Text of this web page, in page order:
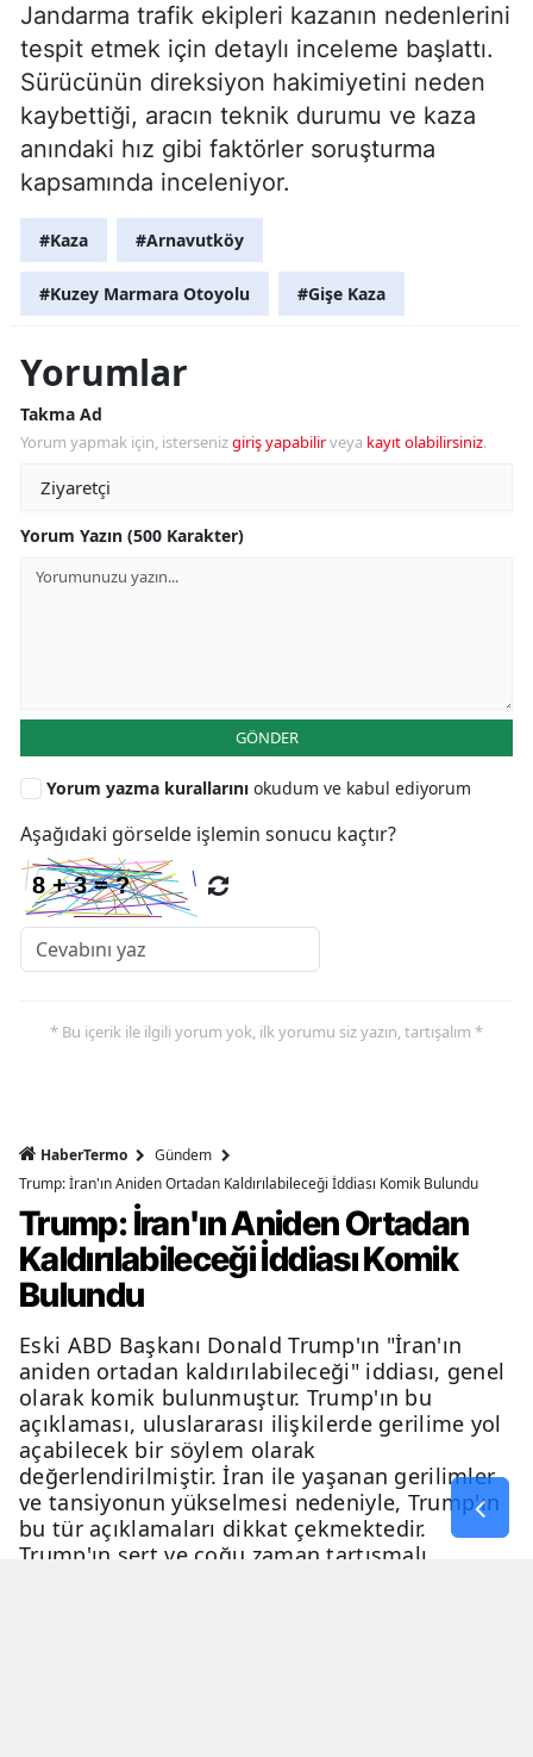
Jandarma trafik ekipleri kazanın nedenlerini
tespit etmek için detaylı inceleme başlattı.
Sürücünün direksiyon hakimiyetini neden
kaybettiği, aracın teknik durumu ve kaza
anındaki hız gibi faktörler soruşturma
kapsamında inceleniyor.
#Kaza #Arnavutköy
#Kuzey Marmara Otoyolu #Gişe Kaza
Yorumlar
Takma Ad
Yorum yapmak için, istersenizgiriş yapabilirveya kayıt olabilirsiniz.
Yorum Yazın (500 Karakter)
GÖNDER
Yorum yazma kurallarını okudum ve kabul ediyorum
Aşağıdaki görselde işlemin sonucu kaçtır?
* Bu içerik ile ilgili yorum yok, ilk yorumu siz yazın, tartışalım *
HaberTermo
Gündem
Trump: İran'ın Aniden Ortadan Kaldırılabileceği İddiası Komik Bulundu
Trump: İran'ın Aniden Ortadan
Kaldırılabileceği İddiası Komik
Bulundu
Eski ABD Başkanı Donald Trump'ın "İran'ın
aniden ortadan kaldırılabileceği" iddiası, genel
olarak komik bulunmuştur. Trump'ın bu
açıklaması, uluslararası ilişkilerde gerilime yol
açabilecek bir söylem olarak
değerlendirilmiştir. İran ile yaşanan gerilimler
ve tansiyonun yükselmesi nedeniyle, Trump'ın
bu tür açıklamaları dikkat çekmektedir.
Trump'ın sert ve çoğu zaman tartışmalı